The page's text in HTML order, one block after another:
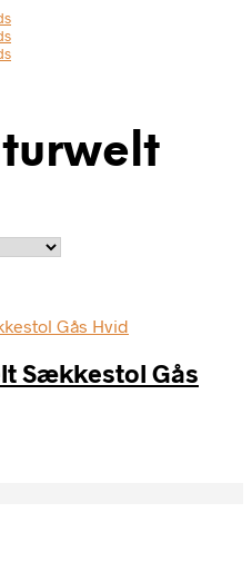
Sækkestol Gås